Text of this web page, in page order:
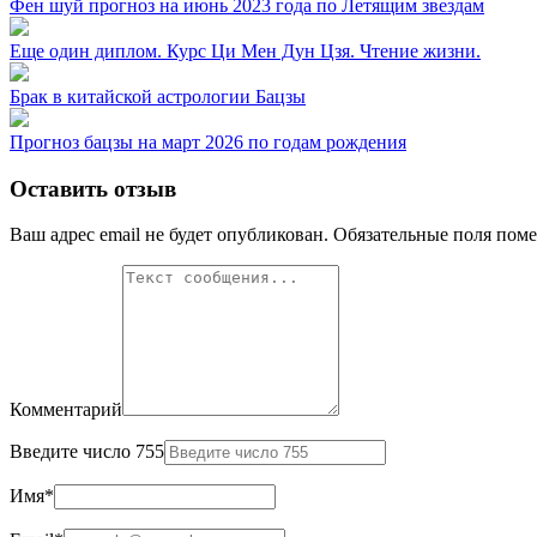
Фен шуй прогноз на июнь 2023 года по Летящим звездам
Еще один диплом. Курс Ци Мен Дун Цзя. Чтение жизни.
Брак в китайской астрологии Бацзы
Прогноз бацзы на март 2026 по годам рождения
Оставить отзыв
Ваш адрес email не будет опубликован. Обязательные поля
Комментарий
Введите число 755
Имя*